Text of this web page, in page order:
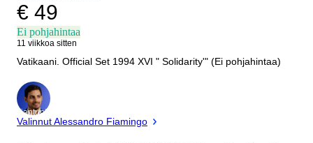
€ 49
Ei pohjahintaa
11 viikkoa sitten
Vatikaani. Official Set 1994 XVI " Solidarity'" (Ei pohjahintaa)
asiantuntija
Valinnut Alessandro Fiamingo